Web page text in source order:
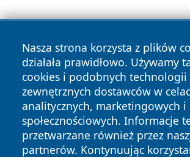
Nasza strona korzysta z plików
działała prawidłowo. Używamy
cookies i podobnych technologii
zewnętrznych dostawców w
analitycznych, marketingowych i
społecznościowych. Informacje
przetwarzane również przez
partnerów. Kontynuując
Copyright © 2026 cieszynonline.pl
zastrzeżone.
Polityka